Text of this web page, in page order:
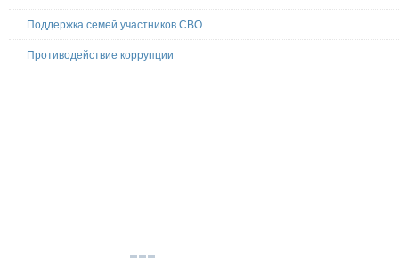
Поддержка семей участников СВО
Противодействие коррупции